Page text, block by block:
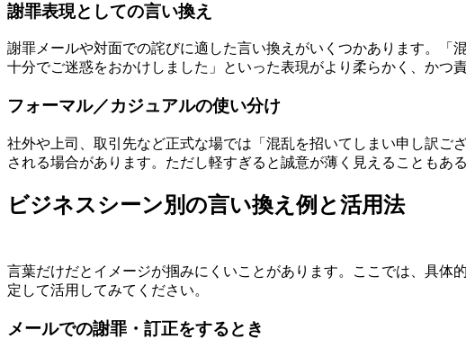
謝罪表現としての言い換え
謝罪メールや対面での詫びに適した言い換えがいくつかあります。
十分でご迷惑をおかけしました」といった表現がより柔らかく、かつ
フォーマル／カジュアルの使い分け
社外や上司、取引先など正式な場では「混乱を招いてしまい申し訳
される場合があります。ただし軽すぎると誠意が薄く見えることもあ
ビジネスシーン別の言い換え例と活用法
言葉だけだとイメージが掴みにくいことがあります。ここでは、具
定して活用してみてください。
メールでの謝罪・訂正をするとき